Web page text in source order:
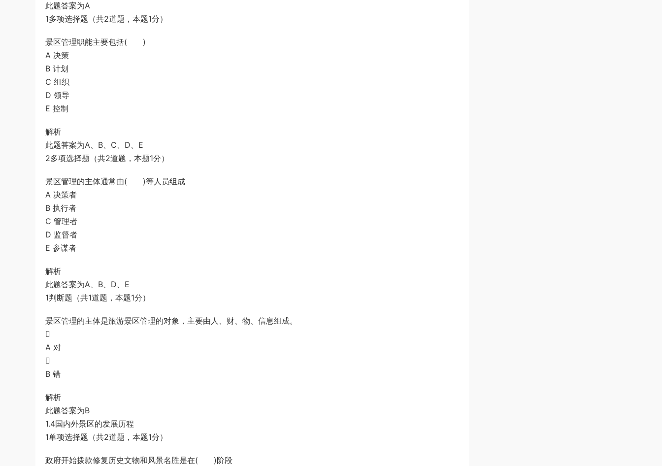
此题答案为A
1多项选择题（共2道题，本题1分）
景区管理职能主要包括( )
A 决策
B 计划
C 组织
D 领导
E 控制
解析
此题答案为A、B、C、D、E
2多项选择题（共2道题，本题1分）
景区管理的主体通常由( )等人员组成
A 决策者
B 执行者
C 管理者
D 监督者
E 参谋者
解析
此题答案为A、B、D、E
1判断题（共1道题，本题1分）
景区管理的主体是旅游景区管理的对象，主要由人、财、物、信息组成。

A 对

B 错
解析
此题答案为B
1.4国内外景区的发展历程
1单项选择题（共2道题，本题1分）
政府开始拨款修复历史文物和风景名胜是在( )阶段